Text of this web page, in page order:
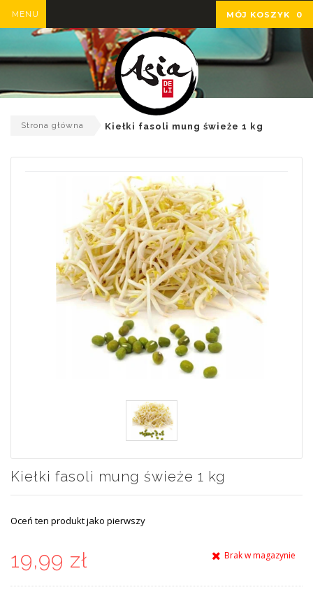
MÓJ KOSZYK 0
MENU
Strona główna Kiełki fasoli mung świeże 1 kg
Kiełki fasoli mung świeże 1 kg
Oceń ten produkt jako pierwszy
19,99 zł Brak w magazynie